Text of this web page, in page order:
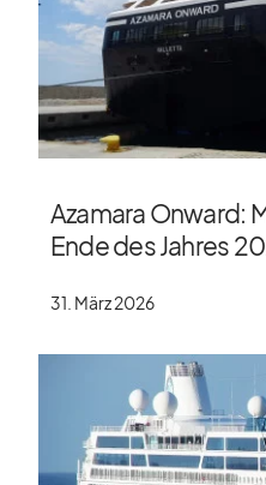
Azamara Onward:
Ende des Jahres
31. März 2026